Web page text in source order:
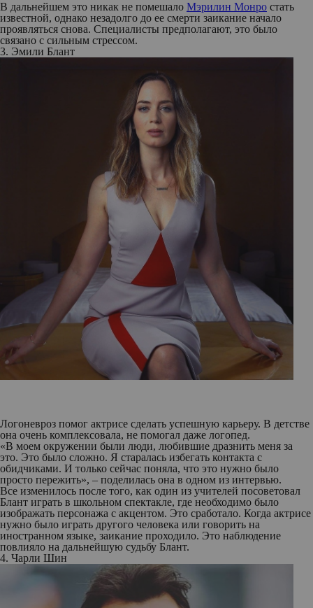
В дальнейшем это никак не помешало Мэрилин Монро стать
известной, однако незадолго до ее смерти заикание начало
проявляться снова. Специалисты предполагают, это было
связано с сильным стрессом.
3. Эмили Блант
Логоневроз помог актрисе сделать успешную карьеру. В детстве
она очень комплексовала, не помогал даже логопед.
«В моем окружении были люди, любившие дразнить меня за
это. Это было сложно. Я старалась избегать контакта с
обидчиками. И только сейчас поняла, что это нужно было
просто пережить», – поделилась она в одном из интервью.
Все изменилось после того, как один из учителей посоветовал
Блант играть в школьном спектакле, где необходимо было
изображать персонажа с акцентом. Это сработало. Когда актрисе
нужно было играть другого человека или говорить на
иностранном языке, заикание проходило. Это наблюдение
повлияло на дальнейшую судьбу Блант.
4. Чарли Шин